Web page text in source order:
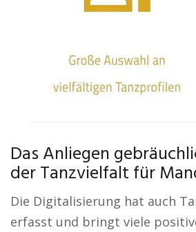
Das Anliegen
der Tanzvielfalt für
Die Digitalisierung hat auch
erfasst und bringt viele